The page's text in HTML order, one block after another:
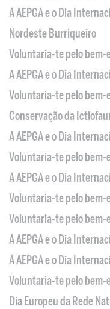
A AEPGA e o Dia
Nordeste Burriqueiro
Voluntaria-te pelo bem-
A AEPGA e o Dia
Voluntaria-te pelo bem-
Conservação da
A AEPGA e o Dia
Voluntaria-te pelo bem-
A AEPGA e o Dia
Voluntaria-te pelo bem-
Voluntaria-te pelo bem-
A AEPGA e o Dia
A AEPGA e o Dia
Voluntaria-te pelo bem-
Dia Europeu da Rede